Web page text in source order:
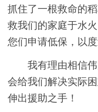
抓住了一根救命的
救我们的家庭于水
您们申请低保，以
我有理由相信
会给我们解决实际
伸出援助之手！